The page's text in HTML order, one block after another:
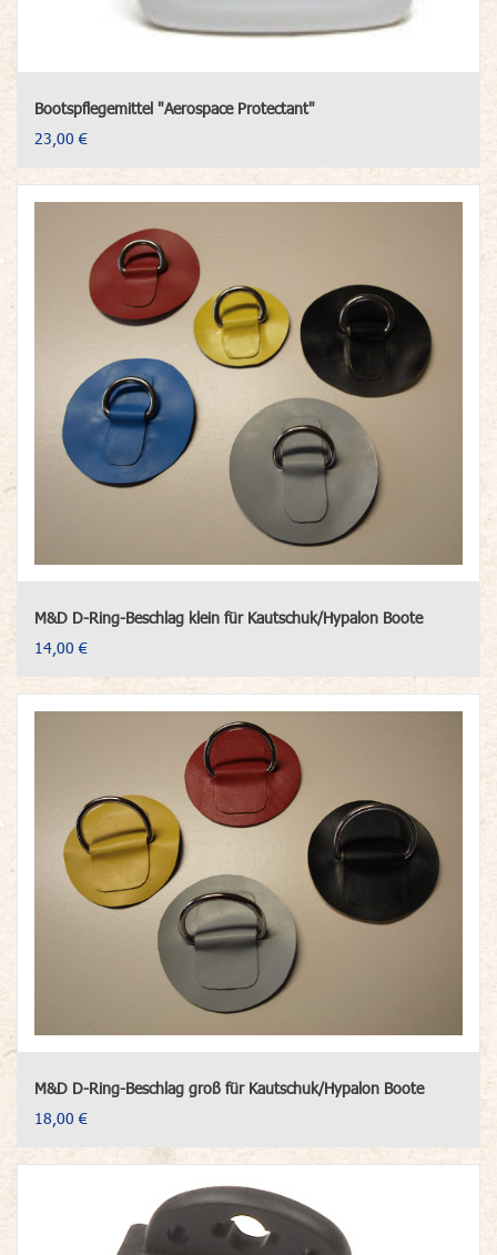
Bootspflegemittel "Aerospace Protectant"
23,00 €
M&D D-Ring-Beschlag klein für Kautschuk/Hypalon Boote
14,00 €
M&D D-Ring-Beschlag groß für Kautschuk/Hypalon Boote
18,00 €